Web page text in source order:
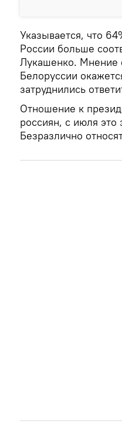
Указывается, что
России больше
Лукашенко. Мнение
Белоруссии
затруднились
Отношение к
россиян, с июля это
Безразлично